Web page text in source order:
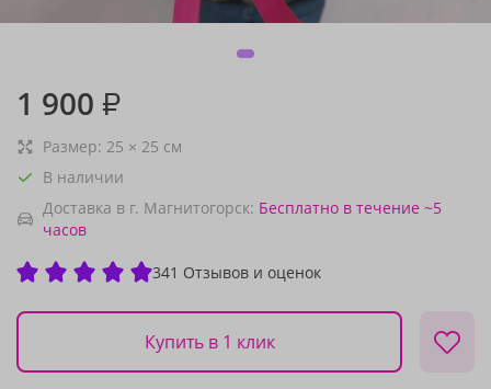
1 900 ₽
Размер: 25 × 25 см
В наличии
Доставка в г. Магнитогорск: Бесплатно в течение ~5
часов
341 Отзывов и оценок
Купить в 1 клик